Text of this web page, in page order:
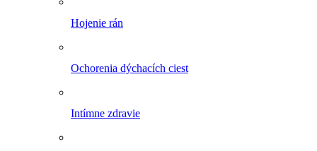
Hojenie rán
Ochorenia dýchacích ciest
Intímne zdravie